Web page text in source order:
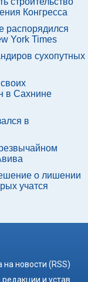
Конгресса
распорядился
York Times
сухопутных
в Сахнине
в
о лишении
учатся
на новости (RSS)
и устав